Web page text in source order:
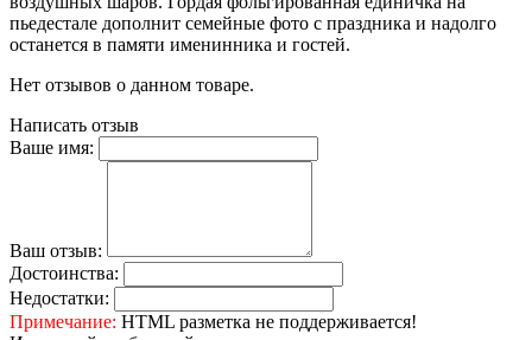
пьедестале дополнит семейные фото с праздника и надолго
останется в памяти именинника и гостей.
Нет отзывов о данном товаре.
Написать отзыв
Ваше имя:
Ваш отзыв:
Достоинства:
Недостатки:
Примечание: HTML разметка не поддерживается!